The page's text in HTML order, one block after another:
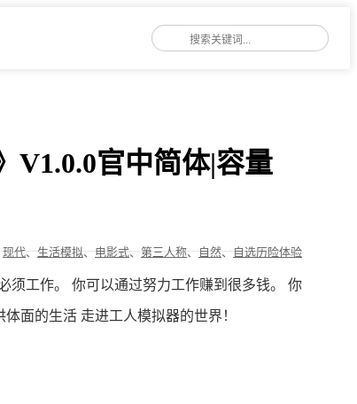
V1.0.0官中简体|容量
现代、生活模拟、电影式、第三人称、自然、自选历险体验
工作。 你可以通过努力工作赚到很多钱。 你
面的生活 走进工人模拟器的世界！